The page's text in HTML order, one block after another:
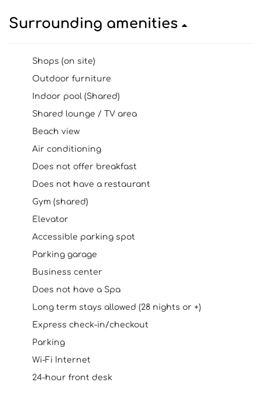
Surrounding amenities
Shops (on site)
Outdoor furniture
Indoor pool (Shared)
Shared lounge / TV area
Beach view
Air conditioning
Does not offer breakfast
Does not have a restaurant
Gym (shared)
Elevator
Accessible parking spot
Parking garage
Business center
Does not have a Spa
Long term stays allowed (28 nights or +)
Express check-in/checkout
Parking
Wi-Fi Internet
24-hour front desk